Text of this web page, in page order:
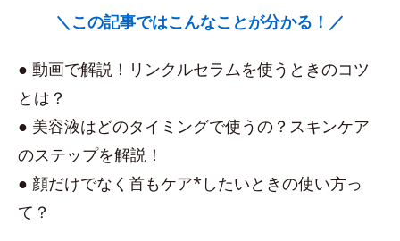
＼この記事ではこんなことが分かる！／
● 動画で解説！リンクルセラムを使うときのコツ
とは？
● 美容液はどのタイミングで使うの？スキンケア
のステップを解説！
● 顔だけでなく首もケア*したいときの使い方っ
て？